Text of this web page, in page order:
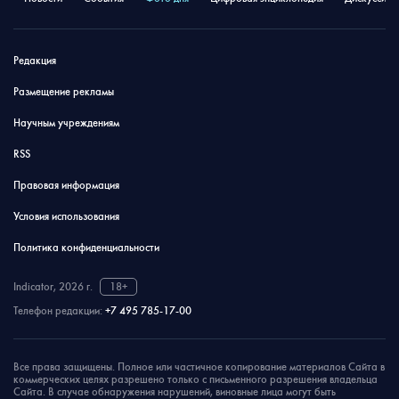
Редакция
Размещение рекламы
Научным учреждениям
RSS
Правовая информация
Условия использования
Политика конфиденциальности
Indicator, 2026 г.
18+
Телефон редакции: +7 495 785-17-00
Все права защищены. Полное или частичное копирование материалов Сайта в
коммерческих целях разрешено только с письменного разрешения владельца
Сайта. В случае обнаружения нарушений, виновные лица могут быть